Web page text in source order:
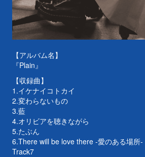
【アルバム名】
『Plain』
【収録曲】
1.イケナイコトカイ
2.変わらないもの
3.藍
4.オリビアを聴きながら
5.たぶん
6.There will be love there -愛のある場所-
Track7